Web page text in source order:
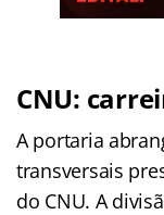
CNU:
A portaria
transversais
do CNU. A